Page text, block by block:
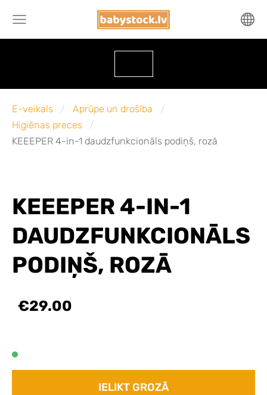
E-veikals
Aprūpe un drošība
Higiēnas preces
KEEEPER 4-in-1 daudzfunkcionāls podiņš, rozā
KEEEPER 4-IN-1
DAUDZFUNKCIONĀLS
PODIŅŠ, ROZĀ
€29.00
IELIKT GROZĀ